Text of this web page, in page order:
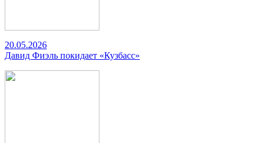
20.05.2026
Давид Фиэль покидает «Кузбасс»